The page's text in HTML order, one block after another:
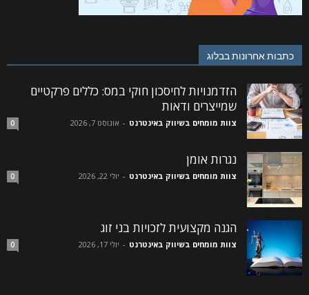
כתבות אחרונות בבלוג
הזדמנויות לחיסכון חוקי במס: כללים פרקטיים
שמייצרים ודאות
צוות מומחים בשיווק באינטרנט - אוגוסט 7, 2026 0
נגרות אומן
צוות מומחים בשיווק באינטרנט - יולי 22, 2026 0
הגנה מקצועית לזכויות בני זוג
צוות מומחים בשיווק באינטרנט - יולי 17, 2026 0